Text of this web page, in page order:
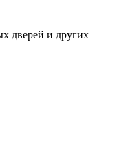
дверей и других